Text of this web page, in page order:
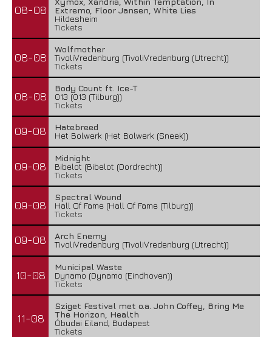
08-08
Extremo, Floor Jansen, White Lies
Hildesheim
Tickets
08-08
Wolfmother
TivoliVredenburg (TivoliVredenburg (Utrecht))
Tickets
08-08
Body Count ft. Ice-T
013 (013 (Tilburg))
Tickets
09-08
Hatebreed
Het Bolwerk (Het Bolwerk (Sneek))
09-08
Midnight
Bibelot (Bibelot (Dordrecht))
Tickets
09-08
Spectral Wound
Hall Of Fame (Hall Of Fame (Tilburg))
Tickets
09-08
Arch Enemy
TivoliVredenburg (TivoliVredenburg (Utrecht))
10-08
Municipal Waste
Dynamo (Dynamo (Eindhoven))
Tickets
11-08
Sziget Festival met o.a. John Coffey, Bring Me
The Horizon, Health
Óbudai Eiland, Budapest
Tickets